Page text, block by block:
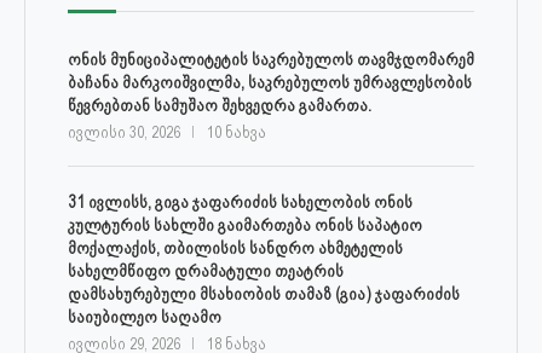
ონის მუნიციპალიტეტის საკრებულოს თავმჯდომარემ
ბაჩანა მარკოიშვილმა, საკრებულოს უმრავლესობის
წევრებთან სამუშაო შეხვედრა გამართა.
ივლისი 30, 2026 10 ნახვა
31 ივლისს, გიგა ჯაფარიძის სახელობის ონის
კულტურის სახლში გაიმართება ონის საპატიო
მოქალაქის, თბილისის სანდრო ახმეტელის
სახელმწიფო დრამატული თეატრის
დამსახურებული მსახიობის თამაზ (გია) ჯაფარიძის
საიუბილეო საღამო
ივლისი 29, 2026 18 ნახვა